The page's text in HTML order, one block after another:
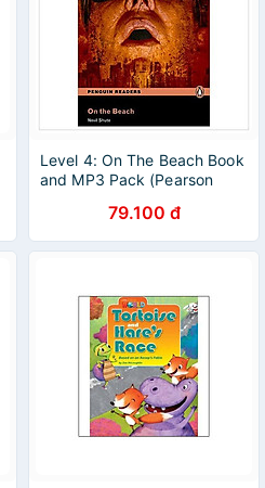
Level 4: On The Beach Book
and MP3 Pack (Pearson
79.100 đ